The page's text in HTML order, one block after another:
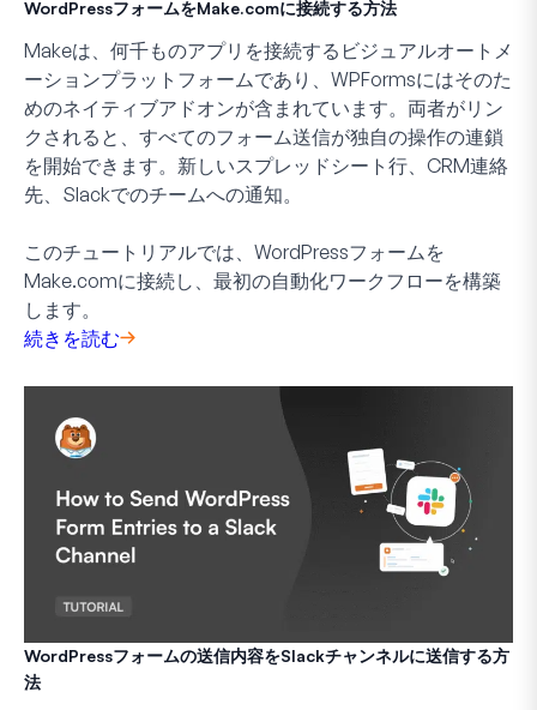
WordPressフォームをMake.comに接続する方法
Makeは、何千ものアプリを接続するビジュアルオートメ
ーションプラットフォームであり、WPFormsにはそのた
めのネイティブアドオンが含まれています。両者がリン
クされると、すべてのフォーム送信が独自の操作の連鎖
を開始できます。新しいスプレッドシート行、CRM連絡
先、Slackでのチームへの通知。
このチュートリアルでは、WordPressフォームを
Make.comに接続し、最初の自動化ワークフローを構築
します。
続きを読む
WordPressフォームの送信内容をSlackチャンネルに送信する方
法